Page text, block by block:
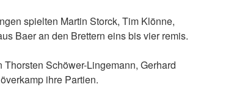
spielten Martin Storck, Tim Klönne,
Baer an den Brettern eins bis vier remis.
Schöwer-Lingemann, Gerhard
ihre Partien.